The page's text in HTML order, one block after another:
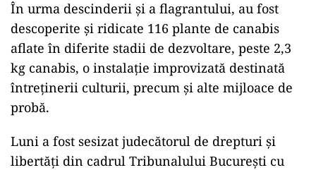
În urma descinderii și a flagrantului, au fost
descoperite şi ridicate 116 plante de canabis
aflate în diferite stadii de dezvoltare, peste 2,3
kg canabis, o instalaţie improvizată destinată
întreţinerii culturii, precum şi alte mijloace de
probă.
Luni a fost sesizat judecătorul de drepturi şi
libertăţi din cadrul Tribunalului Bucureşti cu